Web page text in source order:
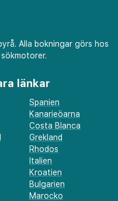
Alla bokningar görs hos
länkar
Spanien
Kanarieöarna
Costa Blanca
Grekland
Rhodos
Italien
Kroatien
Bulgarien
Marocko